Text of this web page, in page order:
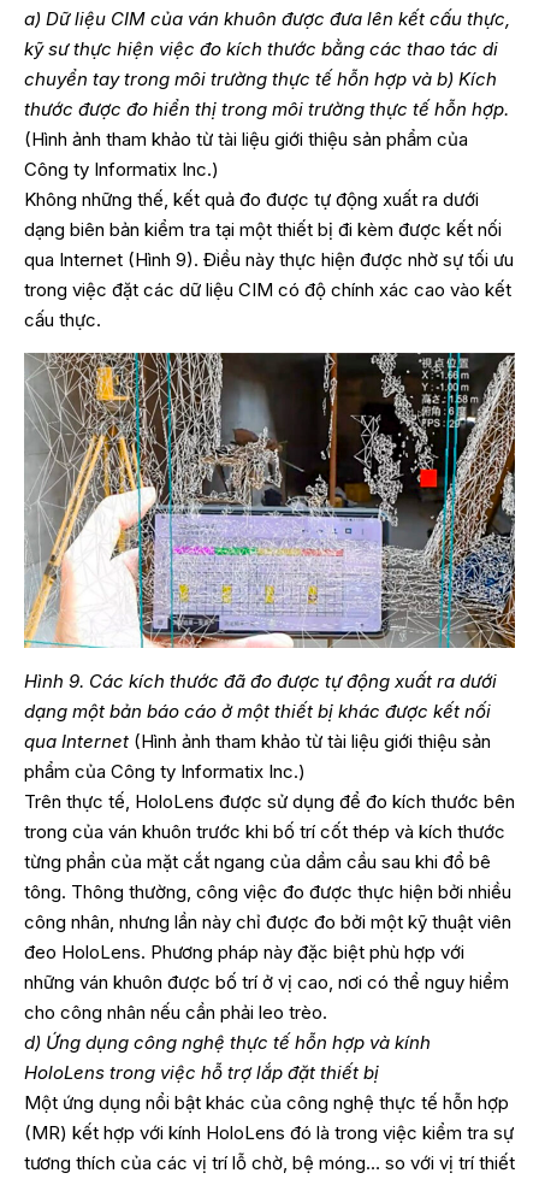
a) Dữ liệu CIM của ván khuôn được đưa lên kết cấu thực,
kỹ sư thực hiện việc đo kích thước bằng các thao tác di
chuyển tay trong môi trường thực tế hỗn hợp và b) Kích
thước được đo hiển thị trong môi trường thực tế hỗn hợp.
(Hình ảnh tham khảo từ tài liệu giới thiệu sản phẩm của
Công ty Informatix Inc.)
Không những thế, kết quả đo được tự động xuất ra dưới
dạng biên bản kiểm tra tại một thiết bị đi kèm được kết nối
qua Internet (Hình 9). Điều này thực hiện được nhờ sự tối ưu
trong việc đặt các dữ liệu CIM có độ chính xác cao vào kết
cấu thực.
Hình 9. Các kích thước đã đo được tự động xuất ra dưới
dạng một bản báo cáo ở một thiết bị khác được kết nối
qua Internet (Hình ảnh tham khảo từ tài liệu giới thiệu sản
phẩm của Công ty Informatix Inc.)
Trên thực tế, HoloLens được sử dụng để đo kích thước bên
trong của ván khuôn trước khi bố trí cốt thép và kích thước
từng phần của mặt cắt ngang của dầm cầu sau khi đổ bê
tông. Thông thường, công việc đo được thực hiện bởi nhiều
công nhân, nhưng lần này chỉ được đo bởi một kỹ thuật viên
đeo HoloLens. Phương pháp này đặc biệt phù hợp với
những ván khuôn được bố trí ở vị cao, nơi có thể nguy hiểm
cho công nhân nếu cần phải leo trèo.
d) Ứng dụng công nghệ thực tế hỗn hợp và kính
HoloLens trong việc hỗ trợ lắp đặt thiết bị
Một ứng dụng nổi bật khác của công nghệ thực tế hỗn hợp
(MR) kết hợp với kính HoloLens đó là trong việc kiểm tra sự
tương thích của các vị trí lỗ chờ, bệ móng… so với vị trí thiết